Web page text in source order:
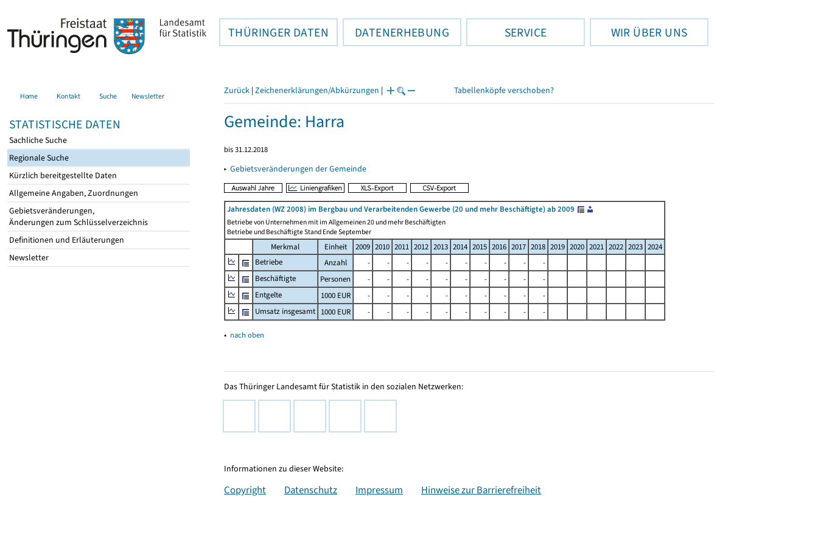
THÜRINGER DATEN DATENERHEBUNG SERVICE WIR ÜBER UNS
Home Kontakt Suche Newsletter
STATISTISCHE DATEN
Sachliche Suche
Regionale Suche
Kürzlich bereitgestellte Daten
Allgemeine Angaben, Zuordnungen
Gebietsveränderungen,
Änderungen zum Schlüsselverzeichnis
Definitionen und Erläuterungen
Newsletter
Zurück | Zeichenerklärungen/Abkürzungen | Tabellenköpfe verschoben?
Gemeinde: Harra
bis 31.12.2018
▸ Gebietsveränderungen der Gemeinde
Jahresdaten (WZ 2008) im Bergbau und Verarbeitenden Gewerbe (20 und mehr Beschäftigte) ab 2009
Betriebe von Unternehmen mit im Allgemeinen 20 und mehr Beschäftigten
Betriebe und Beschäftigte Stand Ende September
Merkmal Einheit 2009 2010 2011 2012 2013 2014 2015 2016 2017 2018 2019 2020 2021 2022 2023 2024
Betriebe
Anzahl - - - - - - - - -
-
Beschäftigte
Personen - - - - - - - - -
-
Entgelte
1000 EUR - - - - - - - - -
-
Umsatz insgesamt 1000 EUR - - - - - - - - - -
▴ nach oben
Das Thüringer Landesamt für Statistik in den sozialen Netzwerken:
Informationen zu dieser Website:
Copyright Datenschutz Impressum Hinweise zur Barrierefreiheit